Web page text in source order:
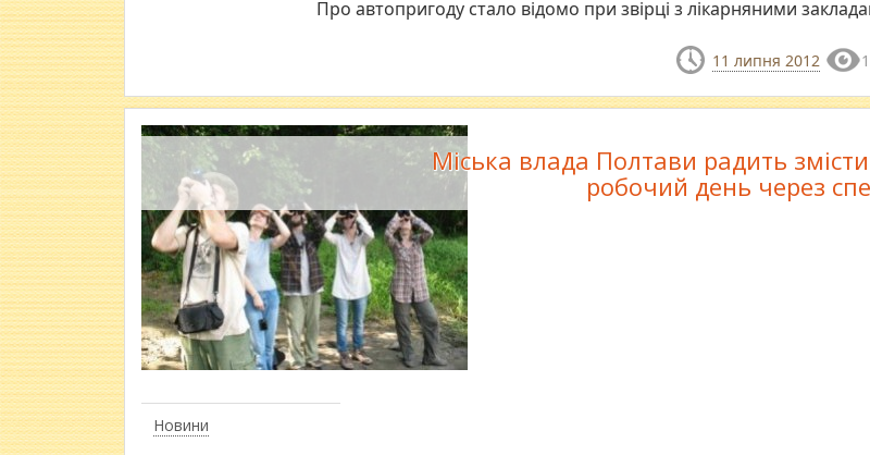
Про автопригоду стало відомо при звірці з лікарняними
11 липня 2012
Новини
Міська влада Полтави радить
робочий день через